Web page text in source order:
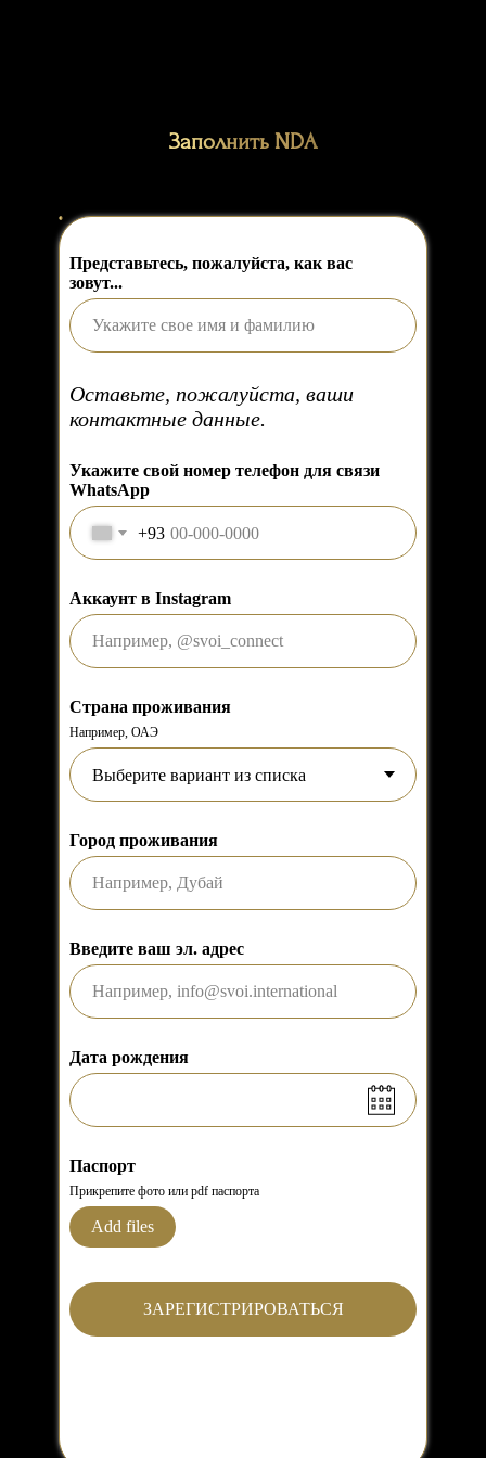
Заполнить NDA
Представьтесь, пожалуйста, как вас
зовут...
Оставьте, пожалуйста, ваши
контактные данные.
Укажите свой номер телефон для связи
WhatsApp
+93
Аккаунт в Instagram
Страна проживания
Например, ОАЭ
Город проживания
Введите ваш эл. адрес
Дата рождения
Паспорт
Прикрепите фото или pdf паспорта
Add files
ЗАРЕГИСТРИРОВАТЬСЯ